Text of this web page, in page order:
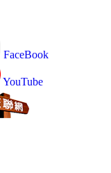
FaceBook
YouTube